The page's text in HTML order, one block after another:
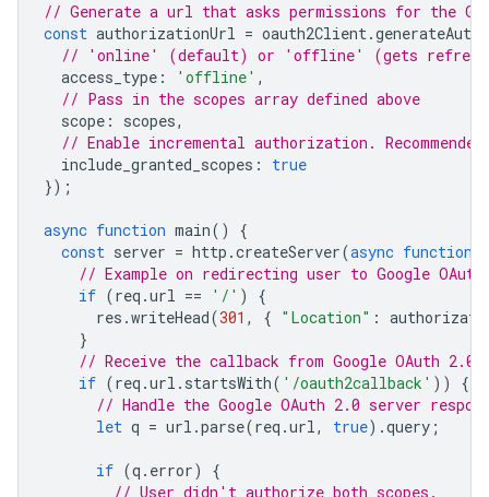
// Generate a url that asks permissions for the
const authorizationUrl = oauth2Client.
// 'online' (default) or 'offline' (gets
access_type : 'offline' ,
// Pass in the scopes array defined above
scope : scopes,
// Enable incremental authorization.
include_granted_scopes :
true
});
async function main()
{
const server = http .createServer(async function
// Example on redirecting user to Google
if (req .url == '/' )
{
res .writeHead(301 , { "Location" :
}
// Receive the callback from Google OAuth 2.0
if (req .url . startsWith( '/oauth2callback' ))
{
// Handle the Google OAuth 2.0 server
let q = url .parse(req .url, true).query ;
if (q . error)
{
// User didn't authorize both scopes.